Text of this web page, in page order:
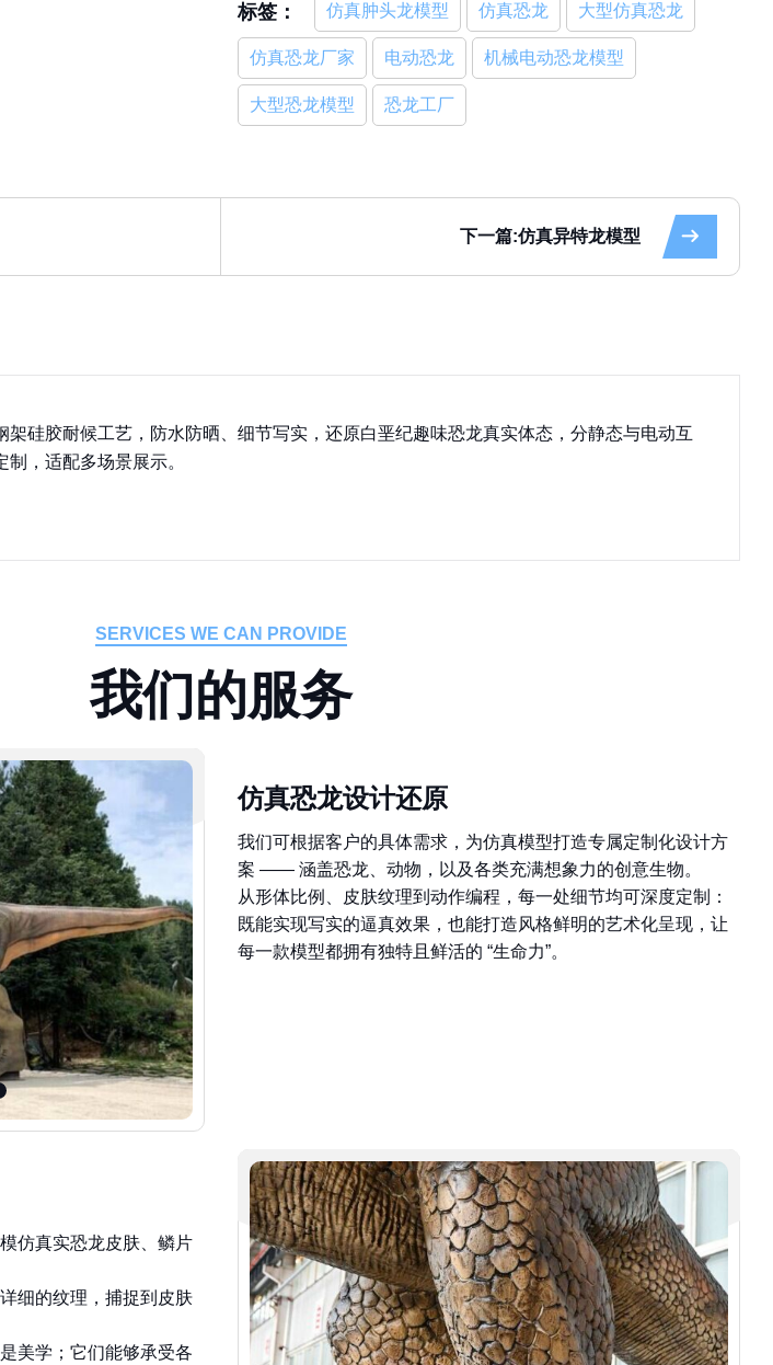
标签： 仿真肿头龙模型 仿真恐龙 大型仿真恐龙
仿真恐龙厂家 电动恐龙 机械电动恐龙模型
大型恐龙模型 恐龙工厂
下一篇:仿真异特龙模型
架硅胶耐候工艺，防水防晒、细节写实，还原白垩纪趣味恐龙真实体态，分静态与电动互
，适配多场景展示。
SERVICES WE CAN PROVIDE
我们的服务
仿真恐龙设计还原
我们可根据客户的具体需求，为仿真模型打造专属定制化设计方
案 —— 涵盖恐龙、动物，以及各类充满想象力的创意生物。
从形体比例、皮肤纹理到动作编程，每一处细节均可深度定制：
既能实现写实的逼真效果，也能打造风格鲜明的艺术化呈现，让
每一款模型都拥有独特且鲜活的 “生命力”。
仿真实恐龙皮肤、鳞片
细的纹理，捕捉到皮肤
美学；它们能够承受各